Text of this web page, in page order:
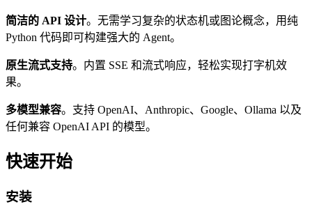
简洁的 API 设计。无需学习复杂的状态机或图论概念，用纯
Python 代码即可构建强大的 Agent。
原生流式支持。内置 SSE 和流式响应，轻松实现打字机效
果。
多模型兼容。支持 OpenAI、Anthropic、Google、Ollama 以及
任何兼容 OpenAI API 的模型。
快速开始
安装